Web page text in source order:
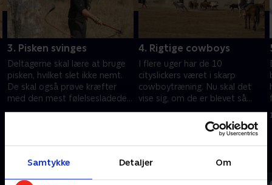
Samtykke Detaljer Om
3. Pisken svinges
Deltagerne skal lære at bruge
pisken, hvilket slet ikke nemt.
De skal også prøve kræfter
med den mest følelsesladede
disciplin - kastrering og
1. april 2012 • 42 min
4. Rigtige cowboys
I flere uger har de 10
cityslickers været i skarp
cowboytræning. Nu skal det
vise sig, om de er blevet så
dygtige, at de kan blive
udnævnt til rigtige cowboys.
8. april 2012 • 40 min